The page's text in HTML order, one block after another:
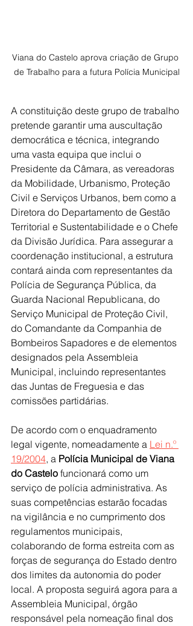
Viana do Castelo aprova criação de Grupo
de Trabalho para a futura Polícia Municipal
A constituição deste grupo de trabalho
pretende garantir uma auscultação
democrática e técnica, integrando
uma vasta equipa que inclui o
Presidente da Câmara, as vereadoras
da Mobilidade, Urbanismo, Proteção
Civil e Serviços Urbanos, bem como a
Diretora do Departamento de Gestão
Territorial e Sustentabilidade e o Chefe
da Divisão Jurídica. Para assegurar a
coordenação institucional, a estrutura
contará ainda com representantes da
Polícia de Segurança Pública, da
Guarda Nacional Republicana, do
Serviço Municipal de Proteção Civil,
do Comandante da Companhia de
Bombeiros Sapadores e de elementos
designados pela Assembleia
Municipal, incluindo representantes
das Juntas de Freguesia e das
comissões partidárias.
De acordo com o enquadramento
legal vigente, nomeadamente a Lei n.º
19/2004, a Polícia Municipal de Viana
do Castelo funcionará como um
serviço de polícia administrativa. As
suas competências estarão focadas
na vigilância e no cumprimento dos
regulamentos municipais,
colaborando de forma estreita com as
forças de segurança do Estado dentro
dos limites da autonomia do poder
local. A proposta seguirá agora para a
Assembleia Municipal, órgão
responsável pela nomeação final dos